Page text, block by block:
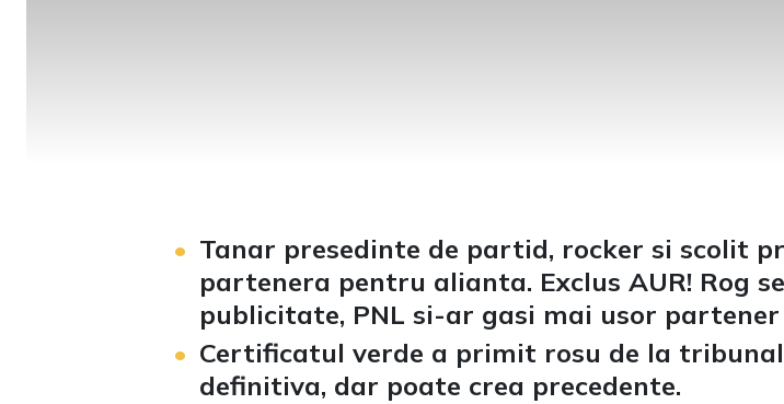
Tanar presedinte de partid, rocker si scolit
partenera pentru alianta. Exclus AUR! Rog
publicitate, PNL si-ar gasi mai usor partener
Certificatul verde a primit rosu de la
definitiva, dar poate crea precedente.